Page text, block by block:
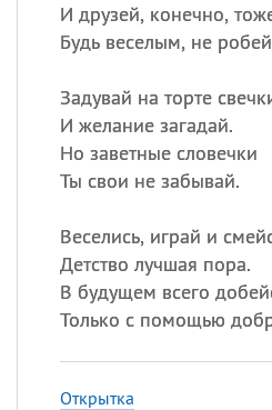
И друзей, конечно,
Будь веселым, не
Задувай на торте
И желание загадай.
Но заветные словечки
Ты свои не забывай.
Веселись, играй и
Детство лучшая пора.
В будущем всего
Только с помощью
Открытка